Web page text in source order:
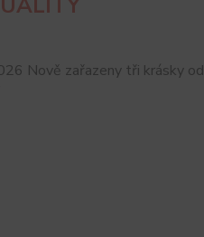
Nově zařazeny tři krásky od